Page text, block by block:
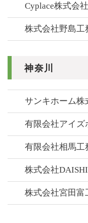
Cyplace株式会社
株式会社野島工
神奈川
サンキホーム株
有限会社アイズ
有限会社相馬工
株式会社
株式会社宮田富